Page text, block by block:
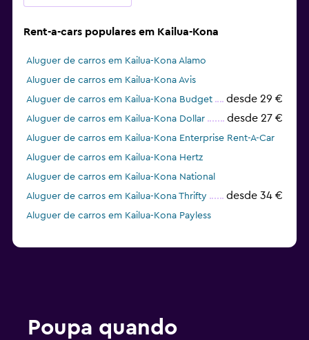
Rent-a-cars populares em Kailua-Kona
Aluguer de carros em Kailua-Kona Alamo
Aluguer de carros em Kailua-Kona Avis
Aluguer de carros em Kailua-Kona Budget
desde 29 €
Aluguer de carros em Kailua-Kona Dollar desde 27 €
Aluguer de carros em Kailua-Kona Enterprise Rent-A-Car
Aluguer de carros em Kailua-Kona Hertz
Aluguer de carros em Kailua-Kona National
Aluguer de carros em Kailua-Kona Thrifty
desde 34 €
Aluguer de carros em Kailua-Kona Payless
Poupa quando